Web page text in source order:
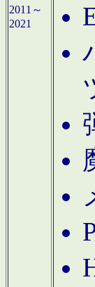
2011～
2021